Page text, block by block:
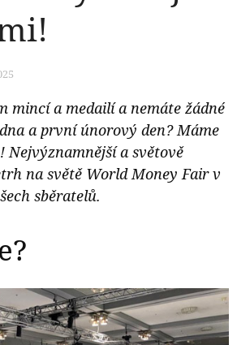
mincí a medailí a nemáte žádné
a první únorový den? Máme
Nejvýznamnější a světově
na světě World Money Fair v
sběratelů.